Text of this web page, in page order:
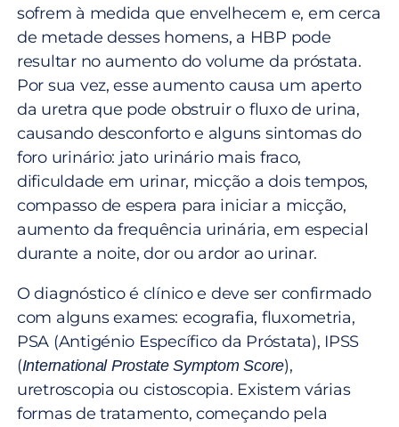
sofrem à medida que envelhecem e, em cerca
de metade desses homens, a HBP pode
resultar no aumento do volume da próstata.
Por sua vez, esse aumento causa um aperto
da uretra que pode obstruir o fluxo de urina,
causando desconforto e alguns sintomas do
foro urinário: jato urinário mais fraco,
dificuldade em urinar, micção a dois tempos,
compasso de espera para iniciar a micção,
aumento da frequência urinária, em especial
durante a noite, dor ou ardor ao urinar.
O diagnóstico é clínico e deve ser confirmado
com alguns exames: ecografia, fluxometria,
PSA (Antigénio Específico da Próstata), IPSS
(International Prostate Symptom Score),
uretroscopia ou cistoscopia. Existem várias
formas de tratamento, começando pela